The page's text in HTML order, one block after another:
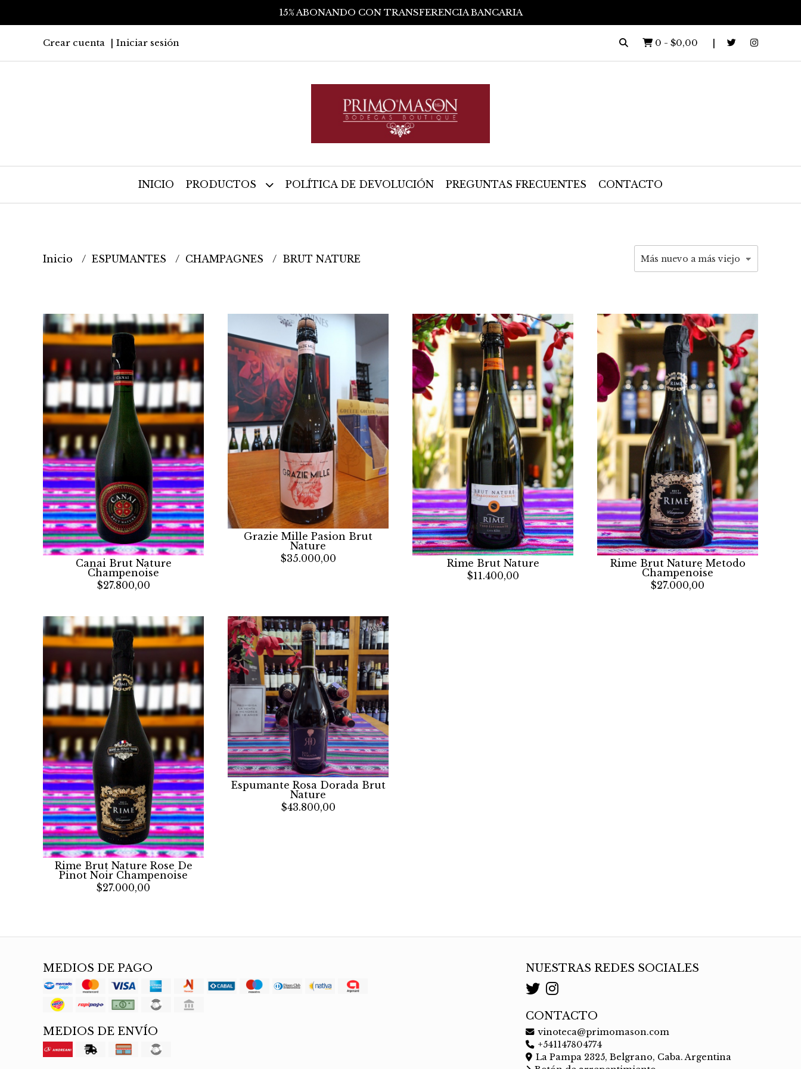
15% ABONANDO CON TRANSFERENCIA BANCARIA
Crear cuenta Iniciar sesión 0 - $0,00
INICIO PRODUCTOS POLÍTICA DE DEVOLUCIÓN PREGUNTAS FRECUENTES CONTACTO
Inicio ESPUMANTES CHAMPAGNES BRUT NATURE
Canai Brut Nature
Champenoise
$27.800,00
Grazie Mille Pasion Brut
Nature
$35.000,00
Rime Brut Nature
$11.400,00
Rime Brut Nature Metodo
Champenoise
$27.000,00
Rime Brut Nature Rose De
Pinot Noir Champenoise
$27.000,00
Espumante Rosa Dorada Brut
Nature
$43.800,00
MEDIOS DE PAGO
MEDIOS DE ENVÍO
NUESTRAS REDES SOCIALES
CONTACTO
vinoteca@primomason.com
+541147804774
La Pampa 2325, Belgrano, Caba. Argentina